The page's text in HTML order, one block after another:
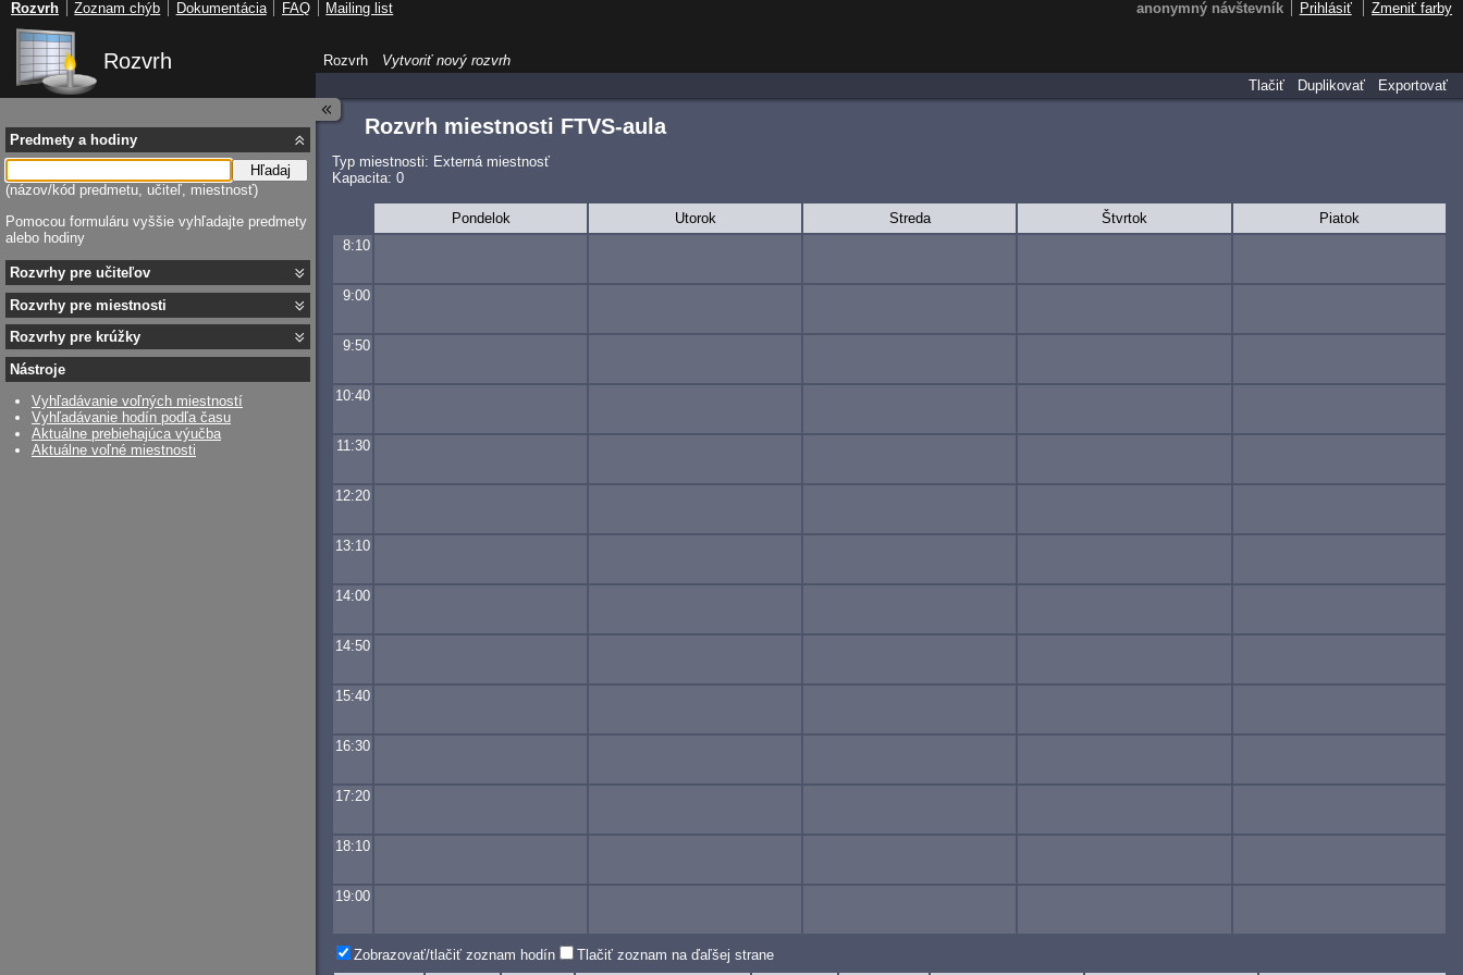
Rozvrh
Rozvrh miestnosti FTVS-aula
Typ miestnosti: Externá miestnosť
Kapacita: 0
Pondelok Utorok Streda Štvrtok
Piatok
8:10
9:00
9:50
10:40
11:30
12:20
13:10
14:00
14:50
15:40
16:30
17:20
18:10
19:00
Zobrazovať/tlačiť zoznam hodín Tlačiť zoznam na ďaľšej strane
Predmety a hodiny
Hľadaj
(názov/kód predmetu, učiteľ, miestnosť)
Pomocou formuláru vyššie vyhľadajte predmety
alebo hodiny
Rozvrhy pre učiteľov
Rozvrhy pre miestnosti
Rozvrhy pre krúžky
Nástroje
Vyhľadávanie voľných miestností
Vyhľadávanie hodín podľa času
Aktuálne prebiehajúca výučba
Aktuálne voľné miestnosti
Rozvrh
Vytvoriť nový rozvrh
Tlačiť
Duplikovať Exportovať
anonymný návštevník Prihlásiť Zmeniť farby
Rozvrh Zoznam chýb Dokumentácia FAQ Mailing list